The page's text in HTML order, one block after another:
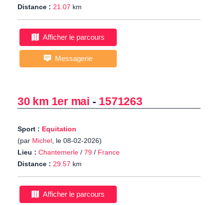
Distance : 21.07 km
Afficher le parcours
Messagerie
30 km 1er mai - 1571263
Sport : Equitation
(par Michel, le 08-02-2026)
Lieu : Chantemerle / 79 / France
Distance : 29.57 km
Afficher le parcours